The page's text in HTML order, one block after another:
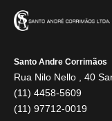
Santo Andre Corrimãos
Rua Nilo Nello , 40
(11) 4458-5609
(11) 97712-0019